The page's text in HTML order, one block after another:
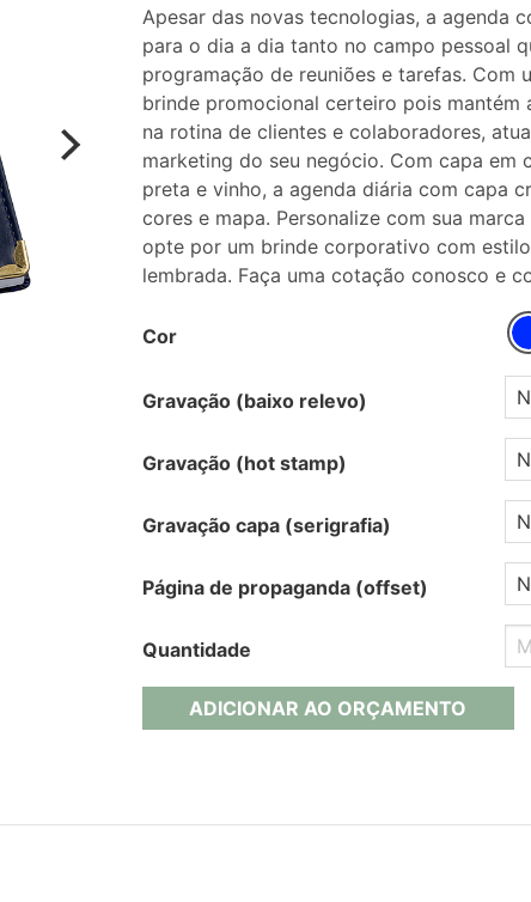
Apesar das novas tecnologias, a agenda
para o dia a dia tanto no campo pessoal
programação de reuniões e tarefas. Com
brinde promocional certeiro pois mantém
na rotina de clientes e colaboradores,
marketing do seu negócio. Com capa em
preta e vinho, a agenda diária com capa
cores e mapa. Personalize com sua
opte por um brinde corporativo com
lembrada. Faça uma cotação conosco e
Cor
Gravação (baixo relevo)
Gravação (hot stamp)
Gravação capa (serigrafia)
Página de propaganda (offset)
Quantidade
ADICIONAR AO ORÇAMENTO